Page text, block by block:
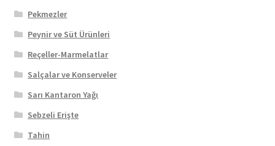
Pekmezler
Peynir ve Süt Ürünleri
Reçeller-Marmelatlar
Salçalar ve Konserveler
Sarı Kantaron Yağı
Sebzeli Erişte
Tahin